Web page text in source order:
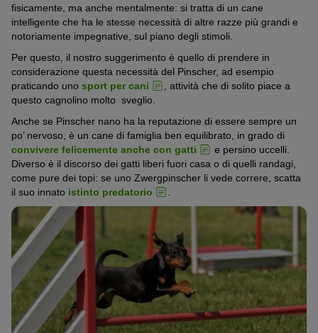
fisicamente, ma anche mentalmente: si tratta di un cane
intelligente che ha le stesse necessità di altre razze più grandi e
notoriamente impegnative, sul piano degli stimoli.
Per questo, il nostro suggerimento è quello di prendere in
considerazione questa necessità del Pinscher, ad esempio
praticando uno sport per cani
, attività che di solito piace a
questo cagnolino molto sveglio.
Anche se Pinscher nano ha la reputazione di essere sempre un
po’ nervoso, è un cane di famiglia ben equilibrato, in grado di
convivere felicemente anche con gatti
e persino uccelli.
Diverso è il discorso dei gatti liberi fuori casa o di quelli randagi,
come pure dei topi: se uno Zwergpinscher li vede correre, scatta
il suo innato istinto predatorio